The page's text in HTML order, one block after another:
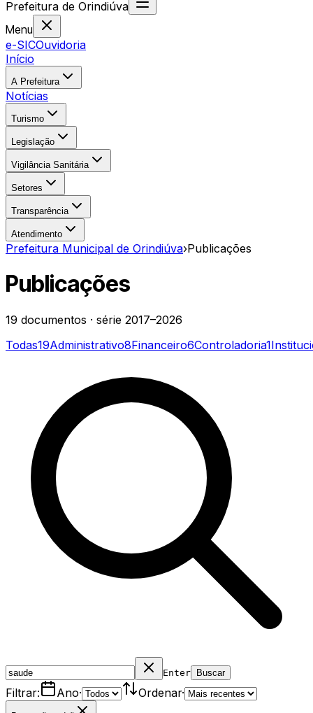
Prefeitura de Orindiúva
Menu
e-SICOuvidoria
Início
A Prefeitura
Notícias
Turismo
Legislação
Vigilância Sanitária
Setores
Transparência
Atendimento
Prefeitura Municipal de Orindiúva›Publicações
Publicações
19 documentos · série 2017–2026
Todas19Administrativo8Financeiro6Controladoria1
Enter Buscar
Filtrar: Ano· Ordenar·